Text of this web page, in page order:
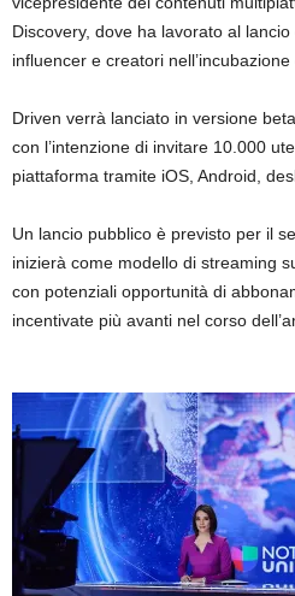
Discovery, dove ha lavorato al
influencer e creatori nell’incubazione
Driven verrà lanciato in versione
con l’intenzione di invitare 10.000
piattaforma tramite iOS, Android,
Un lancio pubblico è previsto per il
inizierà come modello di streaming
con potenziali opportunità di
incentivate più avanti nel corso